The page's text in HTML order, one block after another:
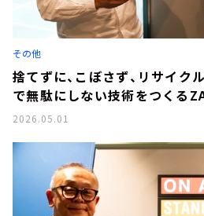
その他
捨てずに、こぼさず、リサイク
で無駄にしない技術をつくる
2026.05.01